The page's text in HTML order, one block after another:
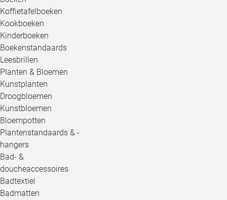
Koffietafelboeken
Kookboeken
Kinderboeken
Boekenstandaards
Leesbrillen
Planten & Bloemen
Kunstplanten
Droogbloemen
Kunstbloemen
Bloempotten
Plantenstandaards & -
hangers
Bad- &
doucheaccessoires
Badtextiel
Badmatten